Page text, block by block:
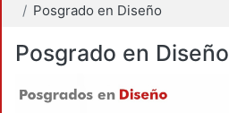
Posgrado en Diseño
Posgrado en Diseño